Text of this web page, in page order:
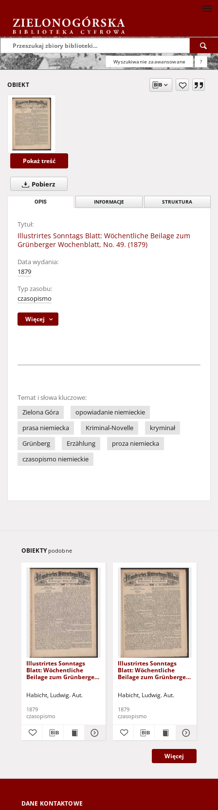
Wyszukiwanie zaawansowane ?
OBIEKT
Pokaż treść
Pobierz
OPIS INFORMACJE STRUKTURA
Tytuł:
Illustrirtes Sonntags Blatt: Wöchentliche Beilage zum
Grünberger Wochenblatt, No. 49. (1879)
Data wydania:
1879
Typ zasobu:
czasopismo
Więcej
Temat i słowa kluczowe:
Zielona Góra
opowiadanie niemieckie
prasa niemiecka
Kriminal-Novelle
kryminał
Grünberg
Erzählung
proza niemiecka
czasopismo niemieckie
OBIEKTY podobne
Illustrirtes Sonntags
Blatt: Wöchentliche
Beilage zum Grünberger
Habicht, Ludwig. Aut.
1879
czasopismo
Illustrirtes Sonntags
Blatt: Wöchentliche
Beilage zum Grünberger
Habicht, Ludwig. Aut.
1879
czasopismo
Więcej
DANE KONTAKTOWE